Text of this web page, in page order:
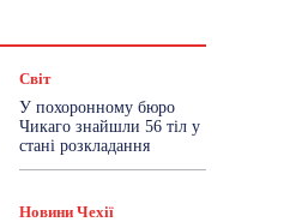
Новини Чехії
Робота
Сад та город
ТехноМанія
Топ-новини
Фоторепортаж
Світ
У похоронному бюро
Чикаго знайшли 56 тіл у
стані розкладання
Новини Чехії